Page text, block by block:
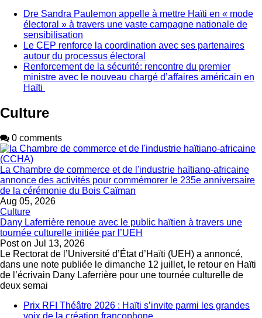
Dre Sandra Paulemon appelle à mettre Haïti en « mode
électoral » à travers une vaste campagne nationale de
sensibilisation
Le CEP renforce la coordination avec ses partenaires
autour du processus électoral
Renforcement de la sécurité: rencontre du premier
ministre avec le nouveau chargé d’affaires américain en
Haïti
Culture
0 comments
La Chambre de commerce et de l'industrie haïtiano-africaine
annonce des activités pour commémorer le 235e anniversaire
de la cérémonie du Bois Caïman
Aug 05, 2026
Culture
Dany Laferrière renoue avec le public haïtien à travers une
tournée culturelle initiée par l’UEH
Post on Jul 13, 2026
Le Rectorat de l’Université d’État d’Haïti (UEH) a annoncé,
dans une note publiée le dimanche 12 juillet, le retour en Haïti
de l’écrivain Dany Laferrière pour une tournée culturelle de
deux semai
Prix RFI Théâtre 2026 : Haïti s’invite parmi les grandes